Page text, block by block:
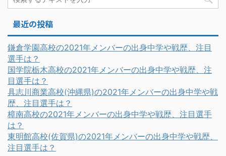
最近の投稿
鎌倉学園高校の2021年メンバーの出身中学や戦歴、注目
選手は？
国学院栃木高校の2021年メンバーの出身中学や戦歴、注
目選手は？
具志川商業高校(沖縄県)の2021年メンバーの出身中学や戦
歴、注目選手は？
樟南高校の2021年メンバーの出身中学や戦歴、注目選手
は？
東明館高校(佐賀県)の2021年メンバーの出身中学や戦歴、
注目選手は？